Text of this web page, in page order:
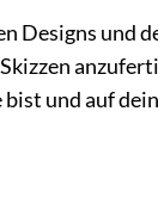
Designs und
und auf